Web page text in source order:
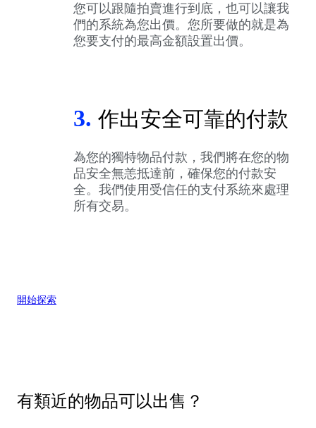
您可以跟隨拍賣進行到底，也可以讓我
們的系統為您出價。您所要做的就是為
您要支付的最高金額設置出價。
3. 作出安全可靠的付款
為您的獨特物品付款，我們將在您的物
品安全無恙抵達前，確保您的付款安
全。我們使用受信任的支付系統來處理
所有交易。
開始探索
有類近的物品可以出售？